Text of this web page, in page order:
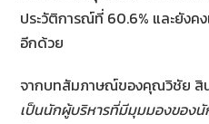
ประวัติการณ์ที่ 60.6% และยังค
อีกด้วย
จากบทสัมภาษณ์ของคุณวิชัย สิ
เป็นนักผู้บริหารที่มีมุมมองของนั